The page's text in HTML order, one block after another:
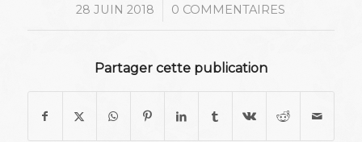
28 JUIN 2018
/ 0 COMMENTAIRES
Partager cette publication